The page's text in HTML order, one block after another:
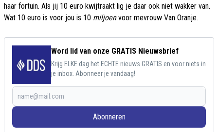
haar fortuin. Als jij 10 euro kwijtraakt lig je daar ook niet wakker van.
Wat 10 euro is voor jou is 10 miljoenvoor mevrouw Van Oranje.
Word lid van onze GRATIS Nieuwsbrief
Krijg ELKE dag het ECHTE nieuws GRATIS en voor niets in
je inbox. Abonneer je vandaag!
Abonneren